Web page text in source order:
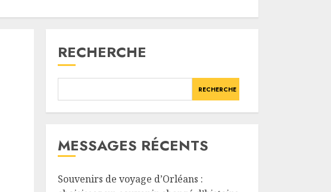
RECHERCHE
RECHERCHE
MESSAGES RÉCENTS
Souvenirs de voyage d’Orléans :